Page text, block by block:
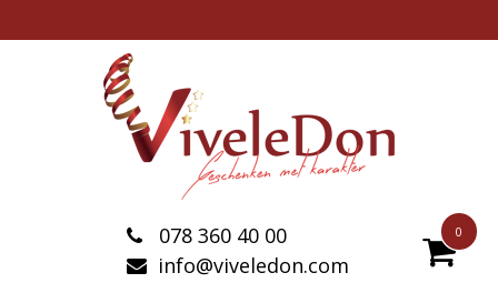
0
078 360 40 00
info@viveledon.com